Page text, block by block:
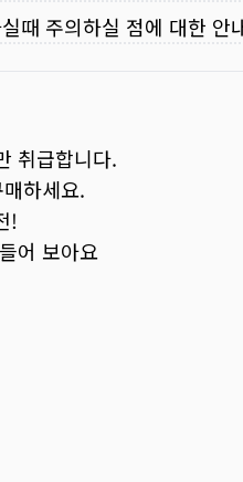
때 주의하실 점에 대한 안
취급합니다.
하세요.
!
어 보아요